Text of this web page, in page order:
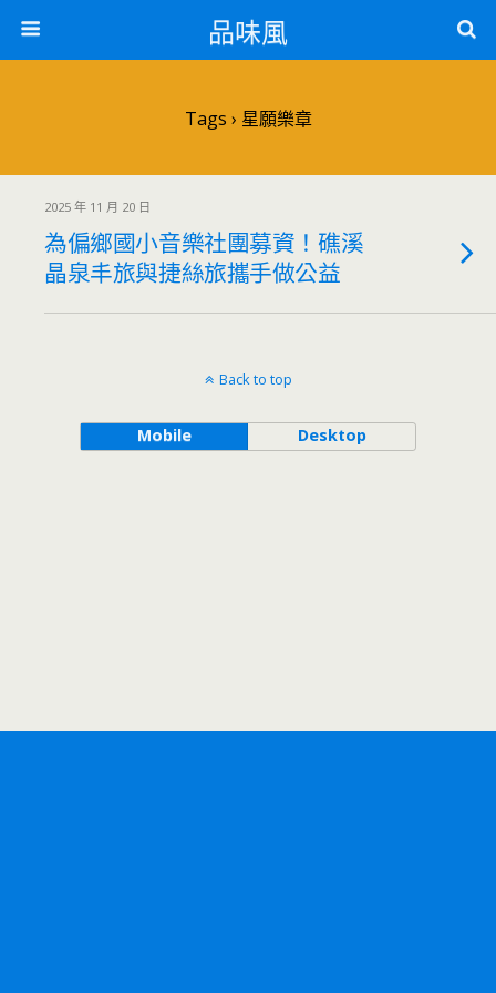
品味風
Tags › 星願樂章
2025 年 11 月 20 日
為偏鄉國小音樂社團募資！礁溪
晶泉丰旅與捷絲旅攜手做公益
Back to top
Mobile Desktop